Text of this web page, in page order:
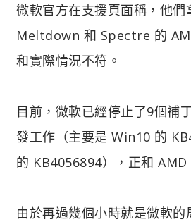
微軟官方在支援頁面稱，他們
Meltdown 和 Spectre 的
和實際情況不符。
目前，微軟已經停止了9個補
發工作（主要是 Win10 的
的 KB4056894），正和 AMD
由於再過幾個小時就是微軟的